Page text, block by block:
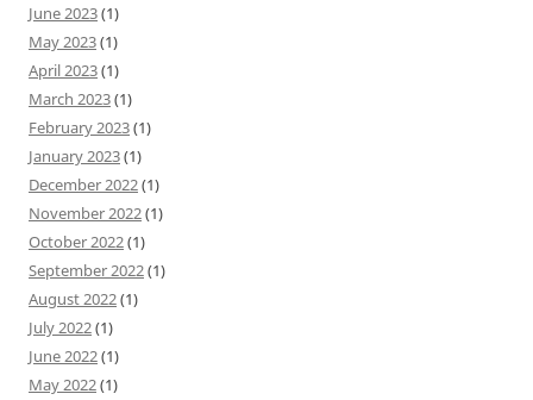
June 2023(1)
May 2023(1)
April 2023(1)
March 2023(1)
February 2023(1)
January 2023(1)
December 2022(1)
November 2022(1)
October 2022(1)
September 2022(1)
August 2022(1)
July 2022(1)
June 2022(1)
May 2022(1)